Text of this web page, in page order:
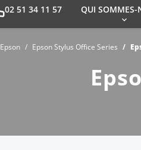
02 51 34 11 57 QUI SOMMES-
Epson Epson Stylus Office Series